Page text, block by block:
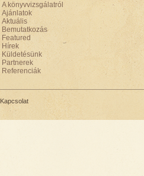
A könyvvizsgálatról
Ajánlatok
Aktuális
Bemutatkozás
Featured
Hírek
Küldetésünk
Partnerek
Referenciák
Kapcsolat